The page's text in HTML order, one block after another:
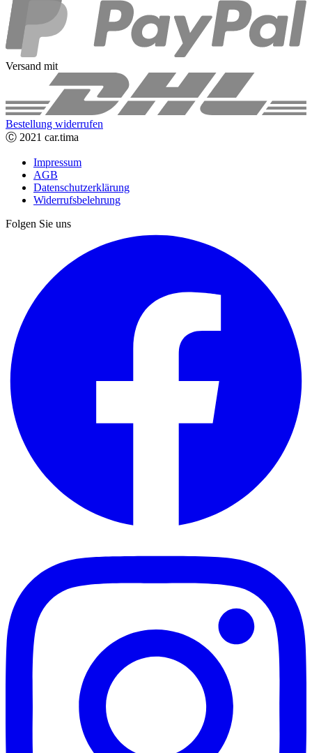
Versand mit
Bestellung widerrufen
Ⓒ 2021 car.tima
Impressum
AGB
Datenschutzerklärung
Widerrufsbelehrung
Folgen Sie uns